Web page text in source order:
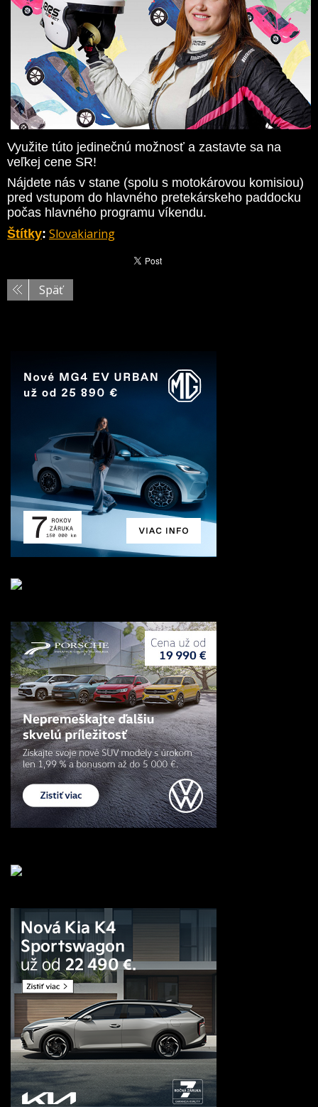
Využite túto jedinečnú možnosť a zastavte sa na
veľkej cene SR!
Nájdete nás v stane (spolu s motokárovou komisiou)
pred vstupom do hlavného pretekárskeho paddocku
počas hlavného programu víkendu.
Štítky: Slovakiaring
Späť